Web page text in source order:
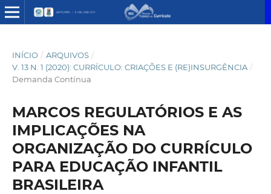
INÍCIO / ARQUIVOS /
V. 13 N. 1 (2020): CURRÍCULO: CRIAÇÕES E (RE)INSURGÊNCIA /
Demanda Contínua
MARCOS REGULATÓRIOS E AS
IMPLICAÇÕES NA
ORGANIZAÇÃO DO CURRÍCULO
PARA EDUCAÇÃO INFANTIL
BRASILEIRA